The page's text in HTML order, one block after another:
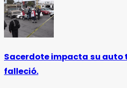
Sacerdote impacta su
falleció.